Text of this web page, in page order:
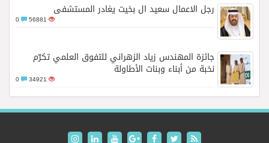
رجل الاعمال سعيد ال بخيت يغادر المستشفى
56881
جائزة المهندس زياد الزهراني للتفوق العلمي تكرّم
نخبة من أبناء وبنات الأطاولة
34921